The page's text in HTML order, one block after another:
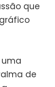
que
de